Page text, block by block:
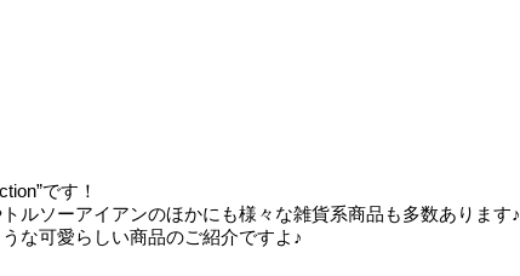
です！
ルソーアイアンのほかにも様々な雑貨系商品も多数あります♪
な可愛らしい商品のご紹介ですよ♪